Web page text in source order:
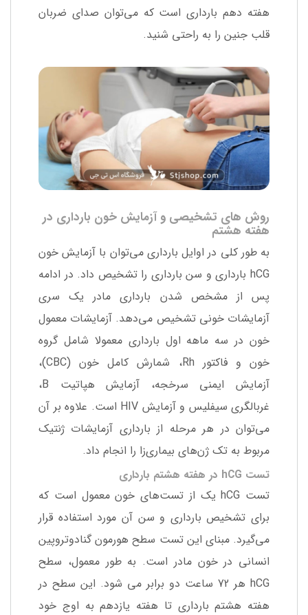
هفته دهم بارداری است که می‌توان صدای ضربان
قلب جنین را به راحتی شنید.
روش های تشخیصی و آزمایش خون بارداری در
هفته هشتم
به طور کلی در اوایل بارداری می‌توان با آزمایش خون
hCG بارداری و سن بارداری را تشخیص داد. در ادامه
پس از مشخص شدن بارداری مادر یک سری
آزمایشات خونی تشخیص می‌دهد. آزمایشات معمول
خون در سه ماهه اول بارداری معمولا شامل گروه
خون و فاکتور Rh، شمارش کامل خون (CBC)،
آزمایش ایمنی سرخجه، آزمایش هپاتیت B،
غربالگری سیفلیس و آزمایش HIV است. علاوه بر آن
می‌توان در هر مرحله از بارداری آزمایشات ژنتیک
مربوط به تک ژن‌های بیماری‌زا را انجام داد.
تست hCG در هفته هشتم بارداری
تست hCG یک از تست‌های خون معمول است که
برای تشخیص بارداری و سن آن مورد استفاده قرار
می‌گیرد. مبنای این تست سطح هورمون گنادوتروپین
انسانی در خون مادر است. به طور معمول، سطح
hCG هر 72 ساعت دو برابر می شود. این سطح در
هفته هشتم بارداری تا هفته یازدهم به اوج خود